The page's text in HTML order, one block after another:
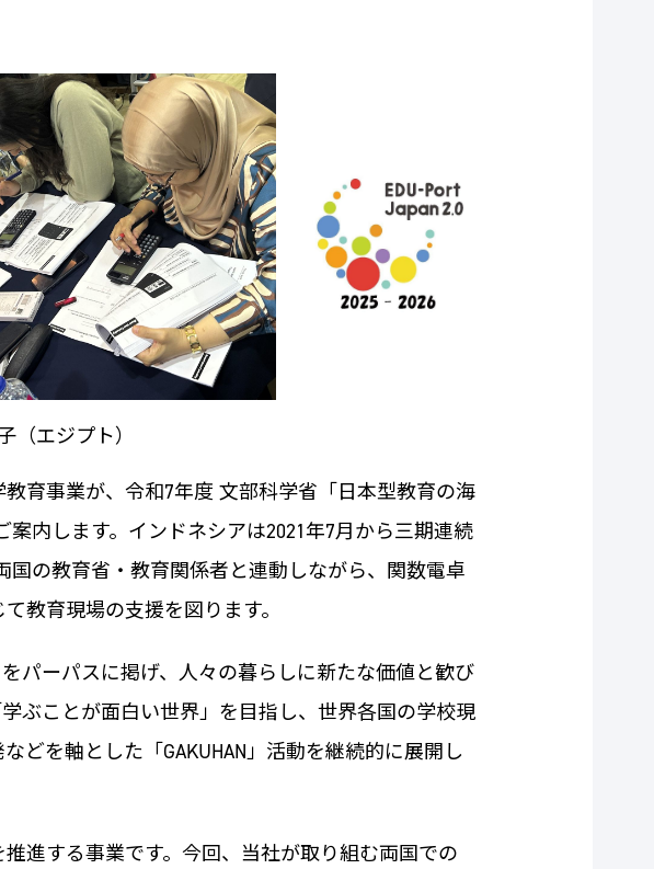
（エジプト）
育事業が、令和7年度 文部科学省「日本型教育の海
内します。インドネシアは2021年7月から三期連続
国の教育省・教育関係者と連動しながら、関数電卓
教育現場の支援を図ります。
パーパスに掲げ、人々の暮らしに新たな価値と歓び
ぶことが面白い世界」を目指し、世界各国の学校現
どを軸とした「GAKUHAN」活動を継続的に展開し
進する事業です。今回、当社が取り組む両国での